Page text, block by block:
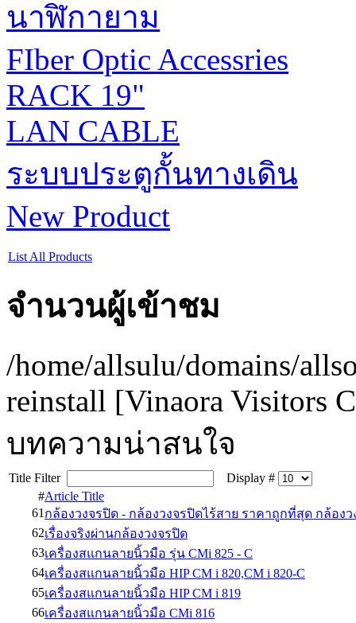
นาฬิกายาม
FIber Optic Accessries
RACK 19"
LAN CABLE
ระบบประตูกั้นทางเดิน
New Product
List All Products
จำนวนผู้เข้าชม
/home/allsulu/domains/
reinstall [Vinaora Visitors
บทความน่าสนใจ
Title Filter
Display #
#Article Title
61 กล้องวงจรปิด - กล้องวงจรปิดไร้สาย ราคาถูกที่สุด กล้อง
62เรื่องจริงผ่านกล้องวงจรปิด
63เครื่องสแกนลายนิ้วมือ รุ่น CMi 825 - C
64เครื่องสแกนลายนิ้วมือ HIP CM i 820,CM i 820-C
65เครื่องสแกนลายนิ้วมือ HIP CM i 819
66เครื่องสแกนลายนิ้วมือ CMi 816